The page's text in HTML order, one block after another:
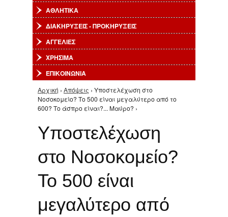
ΑΘΛΗΤΙΚΑ
ΔΙΑΚΗΡΥΞΕΙΣ - ΠΡΟΚΗΡΥΞΕΙΣ
ΑΓΓΕΛΙΕΣ
ΧΡΗΣΙΜΑ
ΕΠΙΚΟΙΝΩΝΙΑ
Είστε εδώ
Αρχική › Απόψεις › Υποστελέχωση στο
Νοσοκομείο? Το 500 είναι μεγαλύτερο από το
600? Το άσπρο είναι?... Μαύρο? ›
Υποστελέχωση
στο Νοσοκομείο?
Το 500 είναι
μεγαλύτερο από